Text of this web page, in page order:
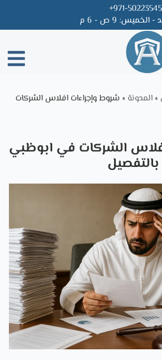
971-
- الخميس: 9 ص - 6 م
»المدونة » شروط وإجراءات افلاس الشركات
الشركات في ابوظبي
بالتفصيل